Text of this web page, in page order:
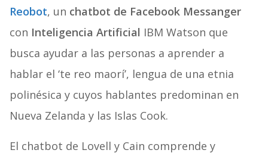
Reobot, un chatbot de Facebook Messanger
con Inteligencia Artificial IBM Watson que
busca ayudar a las personas a aprender a
hablar el ‘te reo maorí’, lengua de una etnia
polinésica y cuyos hablantes predominan en
Nueva Zelanda y las Islas Cook.
El chatbot de Lovell y Cain comprende y